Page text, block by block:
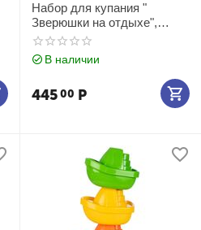
Набор для купания "
Зверюшки на отдыхе",
резиновые животные 4 шт
В наличии
44500 Р